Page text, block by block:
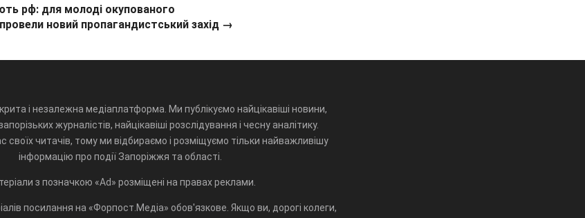
рф: для молоді окупованого
новий пропагандистський захід →
і незалежна медіаплатформа. Ми публікуємо найцікавіші новини,
журналістів, найцікавіші розслідування і чесну аналітику.
своїх читачів, тому ми відбираємо і розміщуємо тільки найважливішу
інформацію про події Запоріжжя та області.
з позначкою «Ad» розміщені на правах реклами.
посилання на «Форпост.Медіа» обов'язкове. Якщо ви, дорогі колеги,